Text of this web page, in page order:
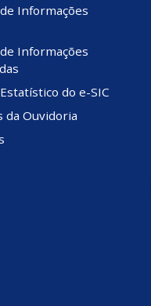
Informações
Informações
do e-SIC
da Ouvidoria